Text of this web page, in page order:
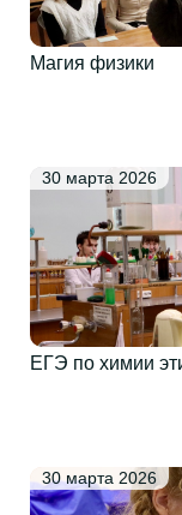
Магия физики
30 марта 2026
ЕГЭ по химии
30 марта 2026